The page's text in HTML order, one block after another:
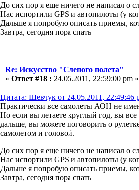
До сих пор я еще ничего не написал о
Нас испортили GPS и автопилоты (у
Дальше я попробую описать приемы,
Завтра, сегодня пора спать
Re: Искусство "Слепого полета"
« Ответ #18 : 24.05.2011, 22:59:00 pm »
Цитата: Шевчук от 24.05.2011, 22:49:46
Практически все самолеты АОН не
Но если вы летаете круглый год, вы
дальше, вы можете поговорить о
самолетом и головой.
До сих пор я еще ничего не написал о
Нас испортили GPS и автопилоты (у
Дальше я попробую описать приемы,
Завтра, сегодня пора спать